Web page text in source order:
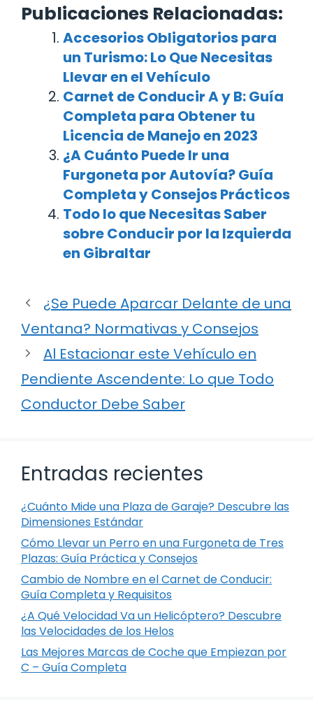
Publicaciones Relacionadas:
Accesorios Obligatorios para
un Turismo: Lo Que Necesitas
Llevar en el Vehículo
Carnet de Conducir A y B: Guía
Completa para Obtener tu
Licencia de Manejo en 2023
¿A Cuánto Puede Ir una
Furgoneta por Autovía? Guía
Completa y Consejos Prácticos
Todo lo que Necesitas Saber
sobre Conducir por la Izquierda
en Gibraltar
¿Se Puede Aparcar Delante de una
Ventana? Normativas y Consejos
Al Estacionar este Vehículo en
Pendiente Ascendente: Lo que Todo
Conductor Debe Saber
Entradas recientes
¿Cuánto Mide una Plaza de Garaje? Descubre las
Dimensiones Estándar
Cómo Llevar un Perro en una Furgoneta de Tres
Plazas: Guía Práctica y Consejos
Cambio de Nombre en el Carnet de Conducir:
Guía Completa y Requisitos
¿A Qué Velocidad Va un Helicóptero? Descubre
las Velocidades de los Helos
Las Mejores Marcas de Coche que Empiezan por
C – Guía Completa